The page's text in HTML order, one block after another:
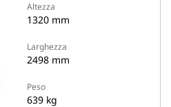
Altezza
1320 mm
Larghezza
2498 mm
Peso
639 kg